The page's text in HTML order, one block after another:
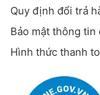
Quy định đổi trả
Bảo mật thông tin
Hình thức thanh